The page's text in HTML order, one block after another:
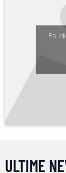
Fai
ULTIME